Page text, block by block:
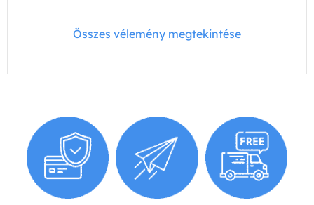
Összes vélemény megtekintése